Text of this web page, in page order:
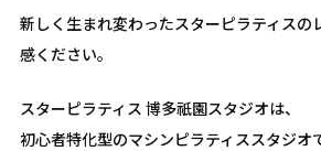
新しく生まれ変わったスターピラティスの
感ください。
スターピラティス 博多祇園スタジオは、
初心者特化型のマシンピラティススタジオ